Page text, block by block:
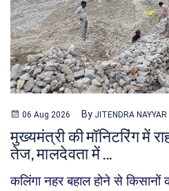
06 Aug 2026 By JITENDRA NAYYAR
मुख्यमंत्री की मॉनिटरिंग में
तेज, मालदेवता में ...
कलिंगा नहर बहाल होने से किसानों